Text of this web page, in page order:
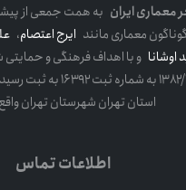
ایرانبه همت جمعی از
معماری مانندایرج اعتصام،علی
و با اهداف فرهنگی و حمایتی
تاریخ ۱۳۸۲/۱۲/۲۵ به شماره
استان تهران شهرستان تهران واقع
اطلاعات تماس